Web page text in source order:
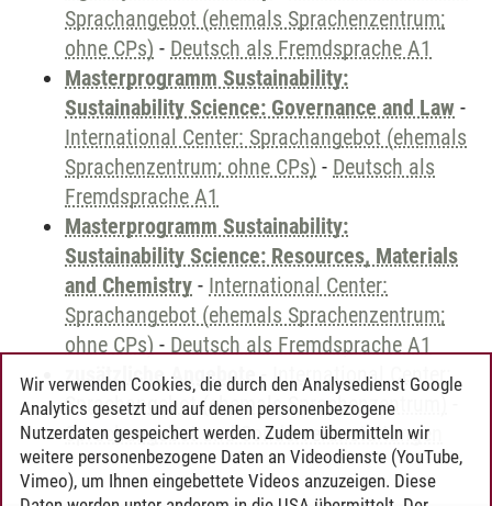
Sprachangebot (ehemals Sprachenzentrum;
ohne CPs) - Deutsch als Fremdsprache A1
Masterprogramm Sustainability:
Sustainability Science: Governance and Law -
International Center: Sprachangebot (ehemals
Sprachenzentrum; ohne CPs) - Deutsch als
Fremdsprache A1
Masterprogramm Sustainability:
Sustainability Science: Resources, Materials
and Chemistry - International Center:
Sprachangebot (ehemals Sprachenzentrum;
ohne CPs) - Deutsch als Fremdsprache A1
zusätzliche Angebote- International Center:
Sprachangebot (ehemals Sprachenzentrum)
Sprachangebot und Sonderveranstaltungen
Wir verwenden Cookies, die durch den Analysedienst Google
Analytics gesetzt und auf denen personenbezogene
Nutzerdaten gespeichert werden. Zudem übermitteln wir
weitere personenbezogene Daten an Videodienste (YouTube,
Vimeo), um Ihnen eingebettete Videos anzuzeigen. Diese